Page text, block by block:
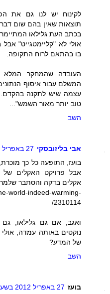
לקינוח יש לנו גם את
תוצאות שאין בהם שום
בכתב העת גלילאו
אולי לא "קליימטגייט"
בו בהתאם לרוח התקופה.
העובדה שהמחקר המלא
המשלם עבור איסוף
עצמה שיש לתקנה בהקדם.
טוב יותר מאור השמש"...
השב
אבי בליזובסקי 27 באפריל 2012 בשעה 11:44
בועז, התופעה כל כך
אבל פרויקט האקלים של
אקלים בדקה והסתבר
world-indeed-warming-
2310114/
ואגב, אם גם גלילאו, גם
נוקטים באותה עמדה,
של המדע?
השב
בועז 27 באפריל 2012 בשעה 12:13